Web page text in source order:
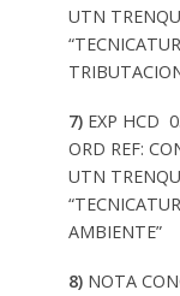
UTN
7)EXP HCD
ORD REF:
UTN
AMBIENTE”
8)NOTA